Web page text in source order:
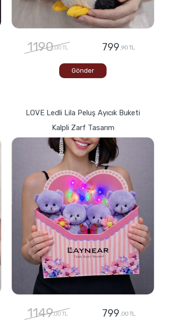
1190,00 TL 799 ,90 TL
Gönder
LOVE Ledli Lila Peluş Ayıcık Buketi
Kalpli Zarf Tasarım
1149,00 TL 799 ,00 TL